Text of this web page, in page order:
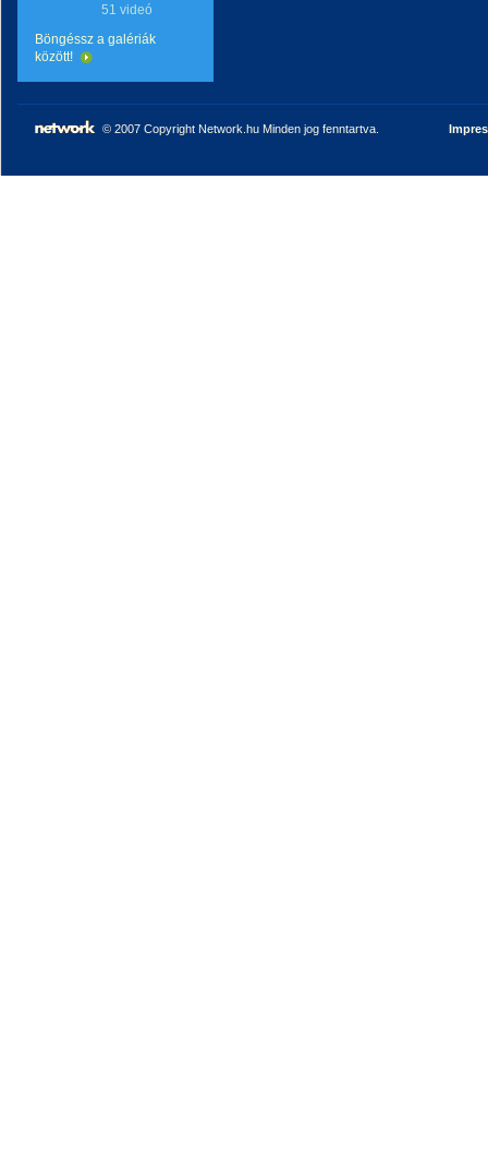
51 videó
Böngéssz a galériák
között!
© 2007 Copyright Network.hu Minden jog fenntartva.